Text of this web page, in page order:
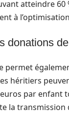
atteindre
à
donations
permet
héritiers
par enfant
la